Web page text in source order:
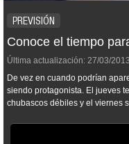
PREVISIÓN
Conoce el tiempo
Última actualización: 27/03/2013
De vez en cuando podrían
siendo protagonista. El jueves
chubascos débiles y el viernes